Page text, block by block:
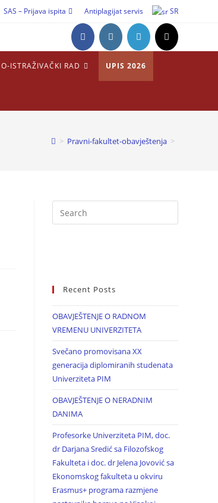
SAS – Prijava ispita Antiplagijat servis SR
ISTRAŽIVAČKI RAD UPIS 2026
> Pravni-fakultet-obavještenja >
Recent Posts
OBAVJEŠTENJE O RADNOM
VREMENU UNIVERZITETA
Svečano promovisana XX
generacija diplomiranih studenata
Univerziteta PIM
OBAVJEŠTENJE O NERADNIM
DANIMA
Profesorke Univerziteta PIM, doc.
dr Darjana Sredić sa Filozofskog
Fakulteta i doc. dr Jelena Jovović sa
Ekonomskog fakulteta u okviru
Erasmus+ programa razmjene